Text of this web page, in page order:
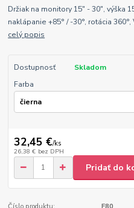
Držiak na monitory 15" - 30", výška
naklápanie +85° / -30°, rotácia
celý popis
Dostupnosť
Skladom
Farba
32,45 €/ks
26,38 € bez DPH
Pridať do